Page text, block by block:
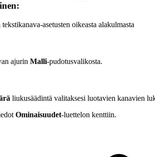
tekstikanava-asetusten oikeasta alakulmasta
ajurin Malli-pudotusvalikosta.
liukusäädintä valitaksesi luotavien kanavien
Ominaisuudet-luettelon kenttiin.